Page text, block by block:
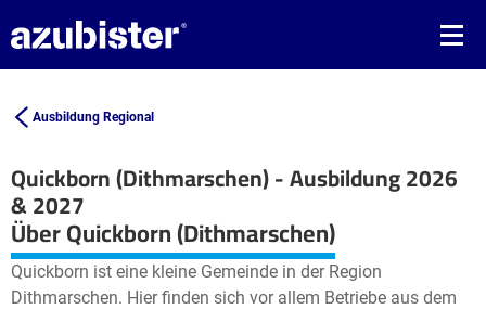
Ausbildung Regional
Quickborn (Dithmarschen) - Ausbildung 2026
& 2027
+
−
Über Quickborn (Dithmarschen)
Quickborn ist eine kleine Gemeinde in der Region
Dithmarschen. Hier finden sich vor allem Betriebe aus dem